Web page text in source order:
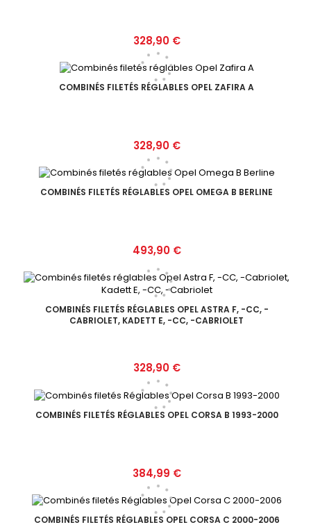
Prix
328,90 €
COMBINÉS FILETÉS RÉGLABLES OPEL ZAFIRA A
Prix
328,90 €
COMBINÉS FILETÉS RÉGLABLES OPEL OMEGA B BERLINE
Prix
493,90 €
COMBINÉS FILETÉS RÉGLABLES OPEL ASTRA F, -CC, -
CABRIOLET, KADETT E, -CC, -CABRIOLET
Prix
328,90 €
COMBINÉS FILETÉS RÉGLABLES OPEL CORSA B 1993-2000
Prix
384,99 €
COMBINÉS FILETÉS RÉGLABLES OPEL CORSA C 2000-2006